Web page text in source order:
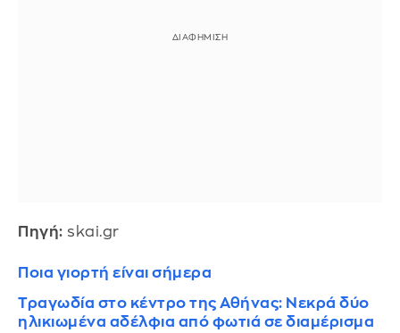
Πηγή: skai.gr
Ποια γιορτή είναι σήμερα
Τραγωδία στο κέντρο της Αθήνας: Νεκρά δύο
ηλικιωμένα αδέλφια από φωτιά σε διαμέρισμα